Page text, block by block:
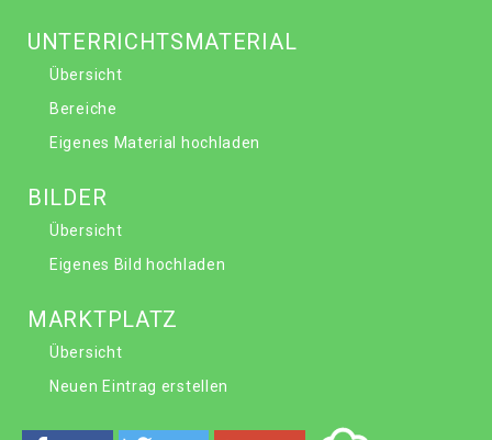
UNTERRICHTSMATERIAL
Übersicht
Bereiche
Eigenes Material hochladen
BILDER
Übersicht
Eigenes Bild hochladen
MARKTPLATZ
Übersicht
Neuen Eintrag erstellen